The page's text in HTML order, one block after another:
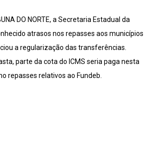
DO NORTE, a Secretaria Estadual da
atrasos nos repasses aos municípios
a regularização das transferências.
parte da cota do ICMS seria paga nesta
repasses relativos ao Fundeb.